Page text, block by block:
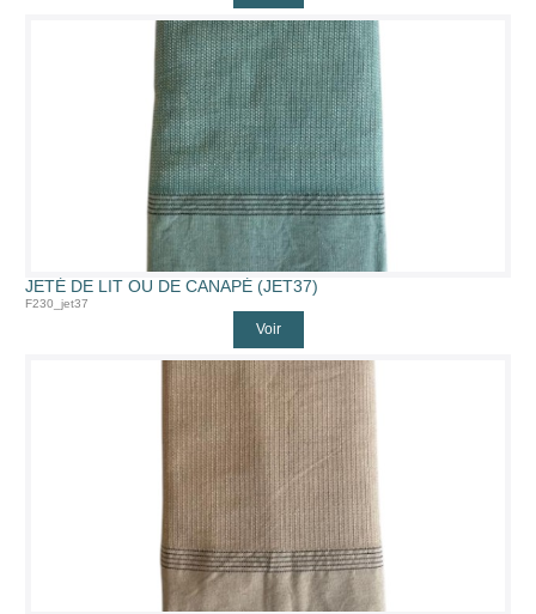
JETÉ DE LIT OU DE CANAPÉ (JET37)
F230_jet37
Voir